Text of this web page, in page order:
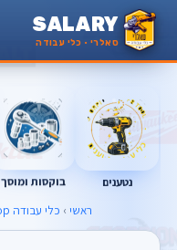
SALARY
סאלרי · כלי עבודה
נטענים בוקסות ומוסך
ראשי › כלי עבודה GSfixtop